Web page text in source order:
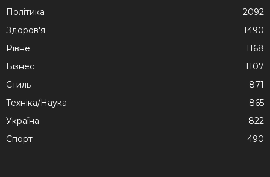
Політика
2092
Здоров'я
1490
Рівне
1168
Бізнес
1107
Стиль
871
Техніка/Наука
865
Україна
822
Спорт
490